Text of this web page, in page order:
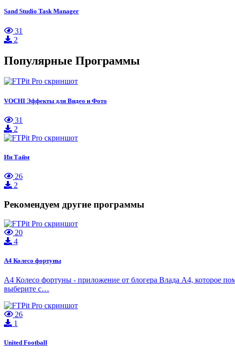
Sand Studio Task Manager
31
2
Популярные Программы
VOCHI Эффекты для Видео и Фото
31
2
Ин Тайм
26
2
Рекомендуем другие программы
20
4
А4 Колесо фортуны
А4 Колесо фортуны - приложение от блогера Влада А4, которое
выберите с…
26
1
United Football